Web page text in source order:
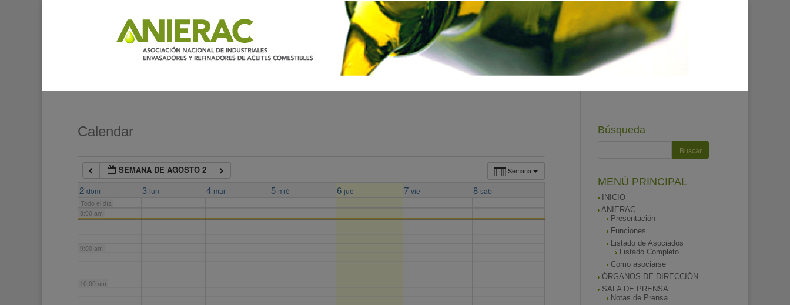
Calendar
Semana
SEMANA DE AGOSTO 2
2 dom 3 lun 4 mar 5 mié 6 jue 7 vie 8 sáb
Todo el día
7:00 am
8:00 am
9:00 am
10:00 am
Búsqueda
MENÚ PRINCIPAL
INICIO
ANIERAC
Presentación
Funciones
Listado de Asociados
Listado Completo
Como asociarse
ÓRGANOS DE DIRECCIÓN
SALA DE PRENSA
Notas de Prensa